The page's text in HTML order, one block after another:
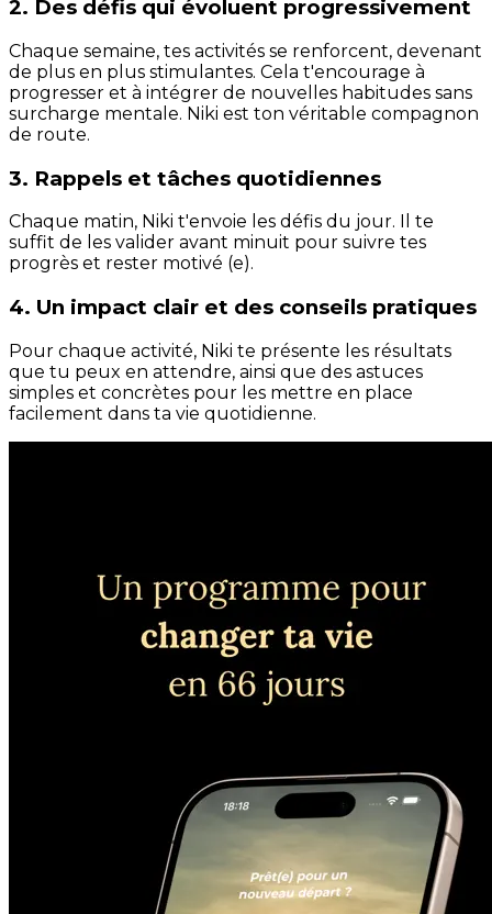
2. Des défis qui évoluent progressivement
Chaque semaine, tes activités se renforcent, devenant
de plus en plus stimulantes. Cela t'encourage à
progresser et à intégrer de nouvelles habitudes sans
surcharge mentale. Niki est ton véritable compagnon
de route.
3. Rappels et tâches quotidiennes
Chaque matin, Niki t'envoie les défis du jour. Il te
suffit de les valider avant minuit pour suivre tes
progrès et rester motivé (e).
4. Un impact clair et des conseils pratiques
Pour chaque activité, Niki te présente les résultats
que tu peux en attendre, ainsi que des astuces
simples et concrètes pour les mettre en place
facilement dans ta vie quotidienne.